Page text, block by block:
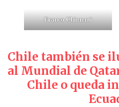
Franco Chimenti
Chile también se
al Mundial de
Chile o queda